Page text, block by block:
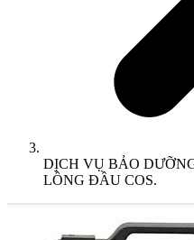
DỊCH VỤ BẢO
LỒNG ĐẦU COS.